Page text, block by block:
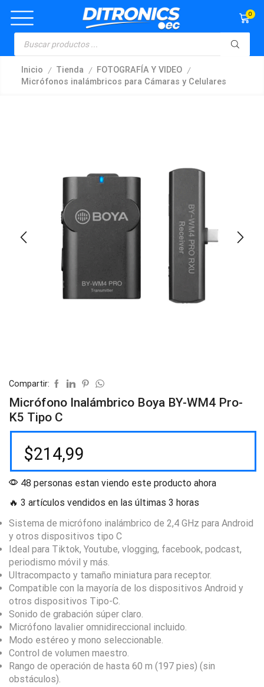
0
Inicio / Tienda / FOTOGRAFÍA Y VIDEO /
Micrófonos inalámbricos para Cámaras y Celulares
Compartir:
Micrófono Inalámbrico Boya BY-WM4 Pro-
K5 Tipo C
$214,99
48 personas estan viendo este producto ahora
🔥 3 artículos vendidos en las últimas 3 horas
Sistema de micrófono inalámbrico de 2,4 GHz para Android
y otros dispositivos tipo C
Ideal para Tiktok, Youtube, vlogging, facebook, podcast,
periodismo móvil y más.
Ultracompacto y tamaño miniatura para receptor.
Compatible con la mayoría de los dispositivos Android y
otros dispositivos Tipo-C.
Sonido de grabación súper claro.
Micrófono lavalier omnidireccional incluido.
Modo estéreo y mono seleccionable.
Control de volumen maestro.
Rango de operación de hasta 60 m (197 pies) (sin
obstáculos).